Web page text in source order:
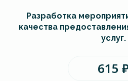
Разработка
качества
услуг.
615